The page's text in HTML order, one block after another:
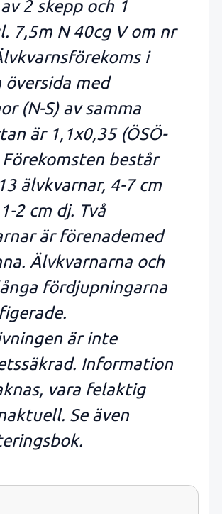
2 skepp och 1
7,5m N 40cg V om nr
i
översida med
(N-S) av samma
är 1,1x0,35 (ÖSÖ-
Förekomsten består
älvkvarnar, 4-7 cm
2 cm dj. Två
är förenademed
Älvkvarnarna och
fördjupningarna
är inte
Information
vara felaktig
Se även